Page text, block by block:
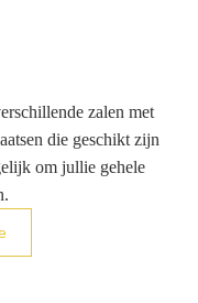
zalen met
die geschikt zijn
om jullie gehele